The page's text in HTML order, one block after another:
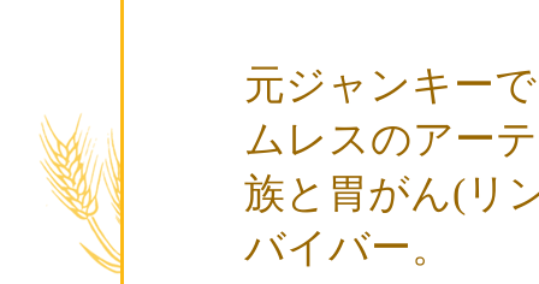
元ジャンキー
ムレスのアー
族と胃がん(リ
バイバー。